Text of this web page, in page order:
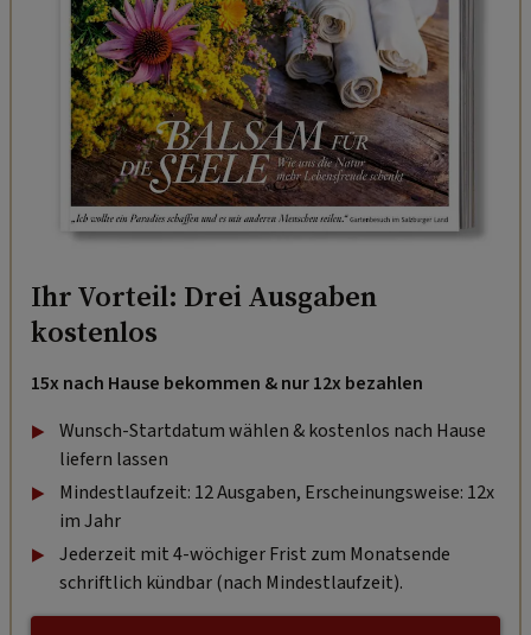
Ihr Vorteil: Drei Ausgaben
kostenlos
15x nach Hause bekommen & nur 12x bezahlen
Wunsch-Startdatum wählen & kostenlos nach Hause
liefern lassen
Mindestlaufzeit: 12 Ausgaben, Erscheinungsweise: 12x
im Jahr
Jederzeit mit 4-wöchiger Frist zum Monatsende
schriftlich kündbar (nach Mindestlaufzeit).